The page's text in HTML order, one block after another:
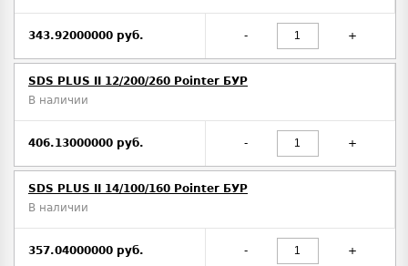
343.92000000 руб. - +
SDS PLUS II 12/200/260 Pointer БУР
В наличии
406.13000000 руб. - +
SDS PLUS II 14/100/160 Pointer БУР
В наличии
357.04000000 руб. - +